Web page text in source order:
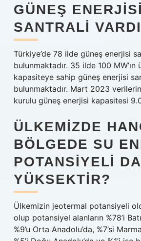
GÜNEŞ ENERJISI
SANTRALI
Türkiye’de 78 ilde güneş enerjisi
bulunmaktadır. 35 ilde 100 MW’ın
kapasiteye sahip güneş enerjisi
bulunmaktadır. Mart 2023
kurulu güneş enerjisi kapasitesi
ÜLKEMIZDE
BÖLGEDE SU
POTANSIYELI
YÜKSEKTIR?
Ülkemizin jeotermal potansiyeli
olup potansiyel alanların %78’i
%9’u Orta Anadolu’da, %7’si